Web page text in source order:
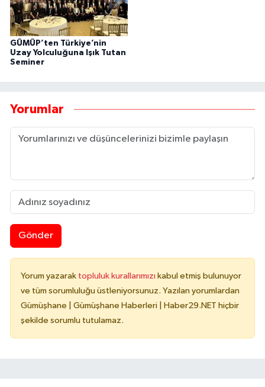
GÜMÜP’ten Türkiye’nin
Uzay Yolculuğuna Işık Tutan
Seminer
Yorumlar
Gönder
Yorum yazarak topluluk kurallarımızı kabul etmiş bulunuyor
ve tüm sorumluluğu üstleniyorsunuz. Yazılan yorumlardan
Gümüşhane | Gümüşhane Haberleri | Haber29.NET hiçbir
şekilde sorumlu tutulamaz.